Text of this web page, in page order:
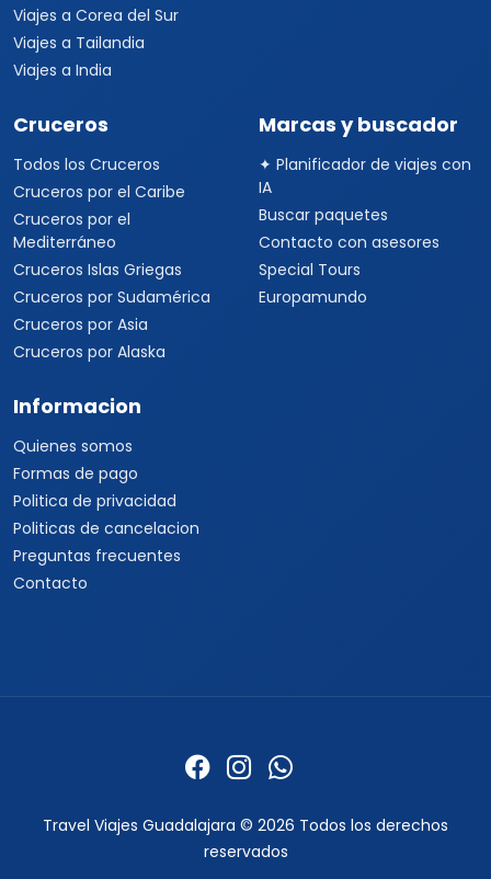
Viajes a Corea del Sur
Viajes a Tailandia
Viajes a India
Cruceros
Todos los Cruceros
Cruceros por el Caribe
Cruceros por el
Mediterráneo
Cruceros Islas Griegas
Cruceros por Sudamérica
Cruceros por Asia
Cruceros por Alaska
Marcas y buscador
✦ Planificador de viajes con
IA
Buscar paquetes
Contacto con asesores
Special Tours
Europamundo
Informacion
Quienes somos
Formas de pago
Politica de privacidad
Politicas de cancelacion
Preguntas frecuentes
Contacto
Travel Viajes Guadalajara © 2026 Todos los derechos
reservados